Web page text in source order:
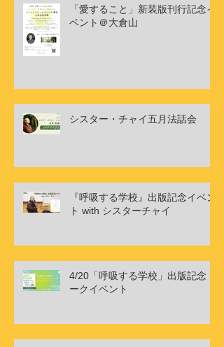
「愛すること」新装版刊行記念イ
ベント＠大倉山
シスター・チャイ五月法話会
『呼吸する学校』出版記念イベン
ト with シスターチャイ
4/20「呼吸する学校」出版記念ト
ークイベント